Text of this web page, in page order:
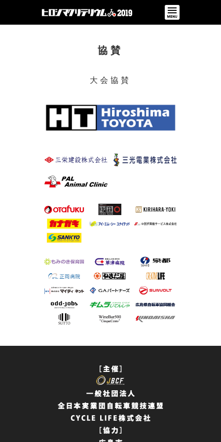
コンテンツ
協賛
大会協賛